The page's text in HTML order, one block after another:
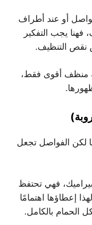
أو عند أطراف
فهنا يجب التفكير
التنظيف.
منظف أقوى فقط،
لكن الفواصل تجعل
فهي تحتفظ
إعطاؤها اهتمامًا
الحمام بالكامل.